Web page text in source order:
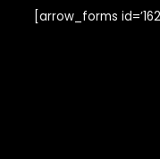
[arrow_forms